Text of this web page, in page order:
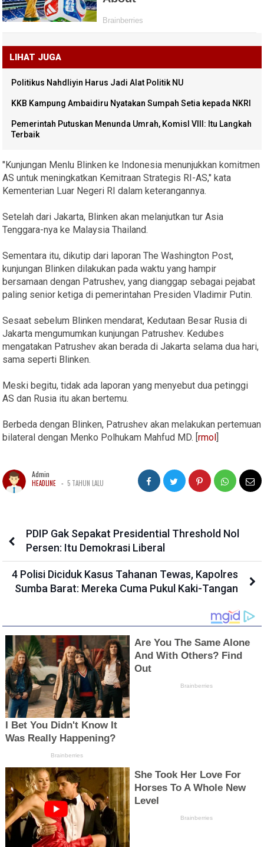
LIHAT JUGA
Politikus Nahdliyin Harus Jadi Alat Politik NU
KKB Kampung Ambaidiru Nyatakan Sumpah Setia kepada NKRI
Pemerintah Putuskan Menunda Umrah, KomisI VIII: Itu Langkah
Terbaik
"Kunjungan Menlu Blinken ke Indonesia menunjukkan komitmen
AS untuk meningkatkan Kemitraan Strategis RI-AS," kata
Kementerian Luar Negeri RI dalam keterangannya.
Setelah dari Jakarta, Blinken akan melanjutkan tur Asia
Tenggara-nya ke Malaysia Thailand.
Sementara itu, dikutip dari laporan The Washington Post,
kunjungan Blinken dilakukan pada waktu yang hampir
bersamaan dengan Patrushev, yang dianggap sebagai pejabat
paling senior ketiga di pemerintahan Presiden Vladimir Putin.
Sesaat sebelum Blinken mendarat, Kedutaan Besar Rusia di
Jakarta mengumumkan kunjungan Patrushev. Kedubes
mengatakan Patrushev akan berada di Jakarta selama dua hari,
sama seperti Blinken.
Meski begitu, tidak ada laporan yang menyebut dua petinggi
AS dan Rusia itu akan bertemu.
Berbeda dengan Blinken, Patrushev akan melakukan pertemuan
bilateral dengan Menko Polhukam Mahfud MD. [rmol
Admin
HEADLINE - 5 TAHUN LALU
PDIP Gak Sepakat Presidential Threshold Nol
Persen: Itu Demokrasi Liberal
4 Polisi Diciduk Kasus Tahanan Tewas, Kapolres
Sumba Barat: Mereka Cuma Pukul Kaki-Tangan